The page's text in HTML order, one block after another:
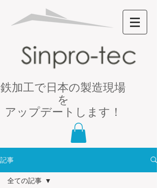
鉄加工で日本の製造現場
を
アップデートします！
記事
全ての記事